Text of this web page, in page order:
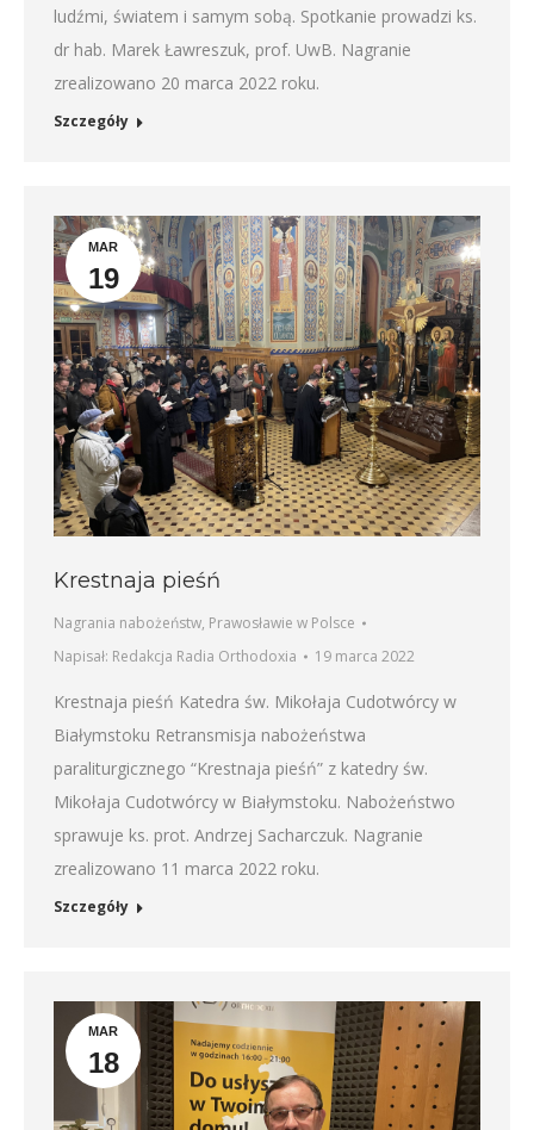
ludźmi, światem i samym sobą. Spotkanie prowadzi ks.
dr hab. Marek Ławreszuk, prof. UwB. Nagranie
zrealizowano 20 marca 2022 roku.
Szczegóły
MAR
19
Krestnaja pieśń
Nagrania nabożeństw, Prawosławie w Polsce
Napisał: Redakcja Radia Orthodoxia 19 marca 2022
Krestnaja pieśń Katedra św. Mikołaja Cudotwórcy w
Białymstoku Retransmisja nabożeństwa
paraliturgicznego “Krestnaja pieśń” z katedry św.
Mikołaja Cudotwórcy w Białymstoku. Nabożeństwo
sprawuje ks. prot. Andrzej Sacharczuk. Nagranie
zrealizowano 11 marca 2022 roku.
Szczegóły
MAR
18